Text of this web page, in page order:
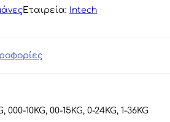
Εταιρεία: Intech
000-10KG, 00-15KG, 0-24KG, 1-36KG